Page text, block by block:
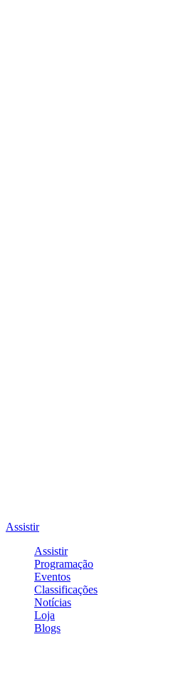
Assistir
Assistir
Programação
Eventos
Classificações
Notícias
Loja
Blogs